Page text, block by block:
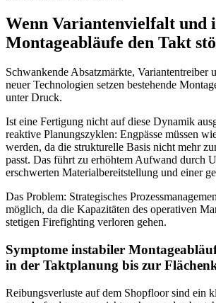
Wenn Variantenvielfalt und
Montageabläufe den Takt
Schwankende Absatzmärkte, Variantentreiber
neuer Technologien setzen bestehende
unter Druck.
Ist eine Fertigung nicht auf diese Dynamik
reaktive Planungszyklen: Engpässe müssen
werden, da die strukturelle Basis nicht mehr
passt. Das führt zu erhöhtem Aufwand durch
erschwerten Materialbereitstellung und einer
Das Problem: Strategisches
möglich, da die Kapazitäten des operativen
stetigen Firefighting verloren gehen.
Symptome instabiler
in der Taktplanung bis zur
Reibungsverluste auf dem Shopfloor sind ein